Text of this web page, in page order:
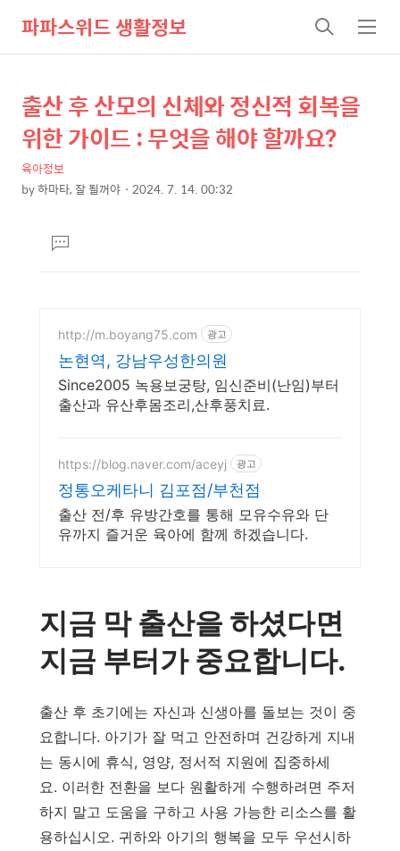
파파스위드 생활정보
검
색
메
뉴
상
세
컨
텐
본
문
제
목
출산 후 산모의 신체와 정신적 회복을
위한 가이드 : 무엇을 해야 할까요?
육아정보
by하마타, 잘 될꺼야 2024. 7. 14. 00:32
댓
글
http://m.boyang75.com 광고
논현역, 강남우성한의원
Since2005 녹용보궁탕, 임신준비(난임)부터
출산과 유산후몸조리,산후풍치료.
https://blog.naver.com/aceyj 광고
정통오케타니 김포점/부천점
출산 전/후 유방간호를 통해 모유수유와 단
유까지 즐거운 육아에 함께 하겠습니다.
지금 막 출산을 하셨다면
지금 부터가 중요합니다.
출산 후 초기에는 자신과 신생아를 돌보는 것이 중
요합니다. 아기가 잘 먹고 안전하며 건강하게 지내
는 동시에 휴식, 영양, 정서적 지원에 집중하세
요. 이러한 전환을 보다 원활하게 수행하려면 주저
하지 말고 도움을 구하고 사용 가능한 리소스를 활
용하십시오. 귀하와 아기의 행복을 모두 우선시하